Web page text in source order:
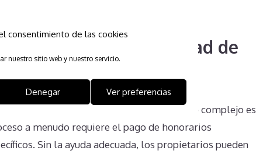
consentimiento de las cookies
nuestro sitio web y nuestro servicio.
Denegar Ver preferencias
de la Propiedad de
multipropiedad a otro tercero o al propio complejo es
a menudo requiere el pago de honorarios
Sin la ayuda adecuada, los propietarios pueden